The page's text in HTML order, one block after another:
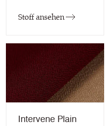
Stoff ansehen
Intervene Plain